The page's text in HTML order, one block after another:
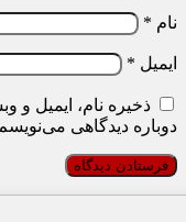
نام *
ایمیل *
ذخیره نام، ایمیل و
دوباره دیدگاهی